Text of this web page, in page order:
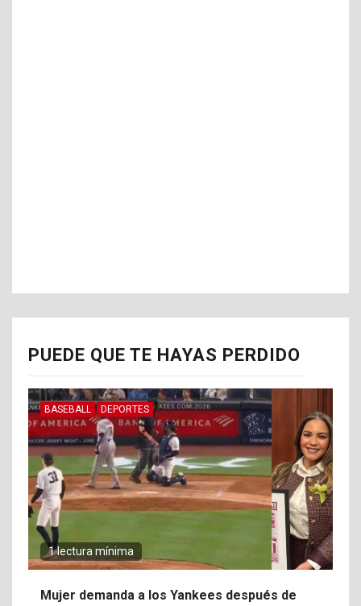
PUEDE QUE TE HAYAS PERDIDO
BASEBALL DEPORTES
1 lectura mínima
Mujer demanda a los Yankees después de